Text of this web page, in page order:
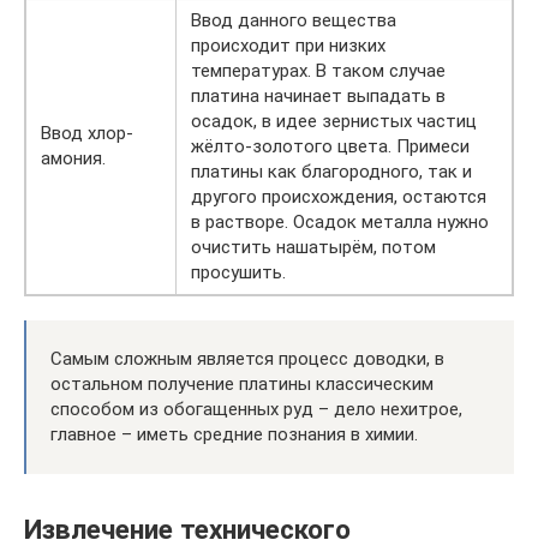
Ввод хлор-
амония.
Ввод данного вещества
происходит при низких
температурах. В таком случае
платина начинает выпадать в
осадок, в идее зернистых частиц
жёлто-золотого цвета. Примеси
платины как благородного, так и
другого происхождения, остаются
в растворе. Осадок металла нужно
очистить нашатырём, потом
просушить.
Самым сложным является процесс доводки, в
остальном получение платины классическим
способом из обогащенных руд – дело нехитрое,
главное – иметь средние познания в химии.
Извлечение технического